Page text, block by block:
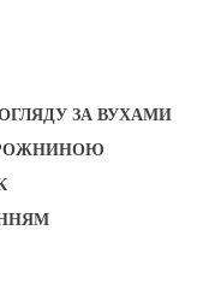
ЗА ВУХАМИ